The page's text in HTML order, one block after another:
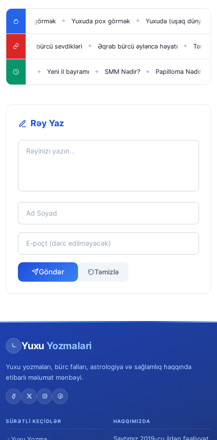
uşağı görmək ◆ Yuxuda pox görmək ◆ Yuxuda (uşaq dünyaya
Balıqlar bürcü sevdikləri ◆ Əqrəb bürcü əyləncə həyatı ◆ Tərəzi
üçün Yeni il bayramı ◆ SMM Nədir? ◆ Papilloma Nədir?
Rəy Yaz
Göndər Təmizlə
Yuxu Yozmalari
Yuxu yozmaları, bürc falları, astrologiya və sağlamlıq haqqında
etibarlı məlumat mənbəyi.
SÜRƏTLI KEÇIDLƏR HAQQIMIZDA